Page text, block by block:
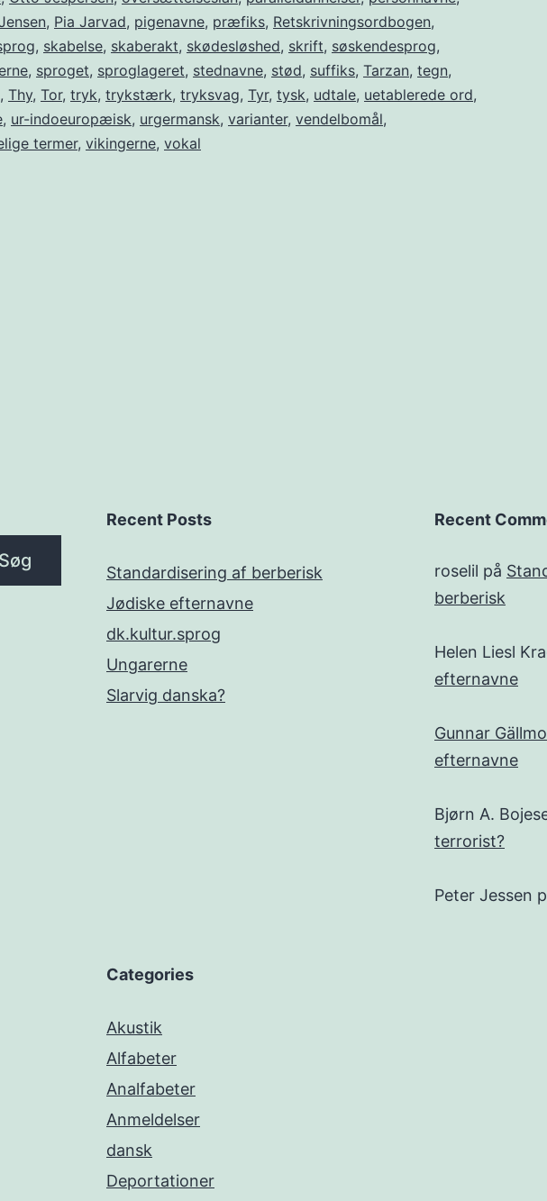
, Pia Jarvad, pigenavne, præfiks, Retskrivningsordbogen,
, skabelse, skaberakt, skødesløshed, skrift, søskendesprog,
, sproget, sproglageret, stednavne, stød, suffiks, Tarzan, tegn,
, Thy, Tor, tryk, trykstærk, tryksvag, Tyr, tysk, udtale, uetablerede ord,
, ur-indoeuropæisk, urgermansk, varianter, vendelbomål,
termer, vikingerne, vokal
Recent Posts
Standardisering af berberisk
Jødiske efternavne
dk.kultur.sprog
Ungarerne
Slarvig danska?
Recent
roselil på
berberisk
Helen Liesl
efternavne
Gunnar Gällmo
efternavne
Bjørn A.
terrorist?
Peter Jessen
Categories
Akustik
Alfabeter
Analfabeter
Anmeldelser
dansk
Deportationer